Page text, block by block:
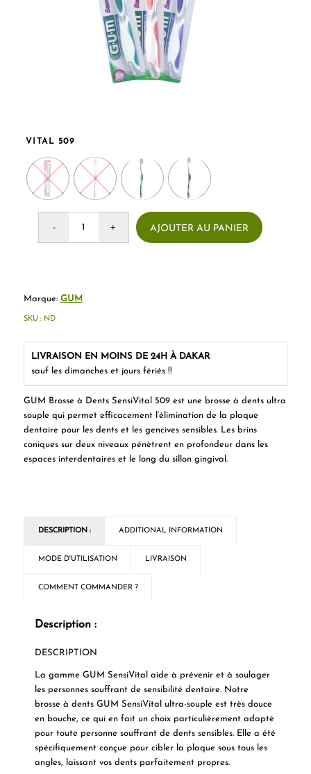
GUM Brosse à Dents SensiVital 509 est une brosse à dents ultra
souple qui permet efficacement l’élimination de la plaque
dentaire pour les dents et les gencives sensibles. Les brins
coniques sur deux niveaux pénètrent en profondeur dans les
espaces interdentaires et le long du sillon gingival.
VITAL 509
AJOUTER AU PANIER
Marque: GUM
LIVRAISON EN MOINS DE 24H À DAKAR
sauf les dimanches et jours fériés !!
SKU : ND
DESCRIPTION : ADDITIONAL INFORMATION
MODE D'UTILISATION LIVRAISON
COMMENT COMMANDER ?
Description :
DESCRIPTION
La gamme GUM SensiVital aide à prévenir et à soulager
les personnes souffrant de sensibilité dentaire. Notre
brosse à dents GUM SensiVital ultra-souple est très douce
en bouche, ce qui en fait un choix particulièrement adapté
pour toute personne souffrant de dents sensibles. Elle a été
spécifiquement conçue pour cibler la plaque sous tous les
angles, laissant vos dents parfaitement propres.